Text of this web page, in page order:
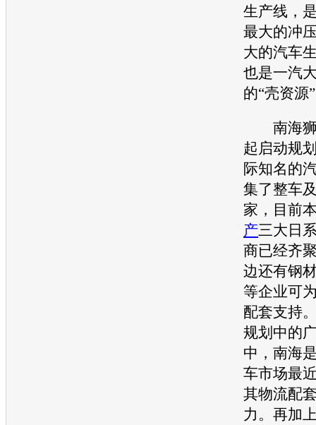
生产线，
最大的冲
大的汽车
也是一汽
的“壳资源
南海
起启动规
际知名的
集了整车
家，目前
产三大日
商已经齐
边还有钢
等企业可
配套支持
规划中的
中，南海
车市场最
其物流配
力。再加